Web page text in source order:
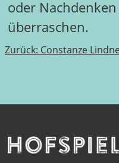
oder
überraschen.
Beitragsnavigation
Zurück: Constanze